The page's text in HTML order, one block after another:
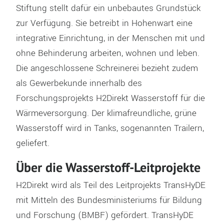
Stiftung stellt dafür ein unbebautes Grundstück
zur Verfügung. Sie betreibt in Hohenwart eine
integrative Einrichtung, in der Menschen mit und
ohne Behinderung arbeiten, wohnen und leben.
Die angeschlossene Schreinerei bezieht zudem
als Gewerbekunde innerhalb des
Forschungsprojekts H2Direkt Wasserstoff für die
Wärmeversorgung. Der klimafreundliche, grüne
Wasserstoff wird in Tanks, sogenannten Trailern,
geliefert.
Über die Wasserstoff-Leitprojekte
H2Direkt wird als Teil des Leitprojekts TransHyDE
mit Mitteln des Bundesministeriums für Bildung
und Forschung (BMBF) gefördert. TransHyDE